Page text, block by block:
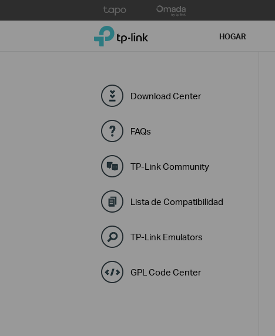
to
TP-Link, Reliably Smart HOGAR
Download Center
FAQs
TP-Link Community
Lista de Compatibilidad
TP-Link Emulators
GPL Code Center